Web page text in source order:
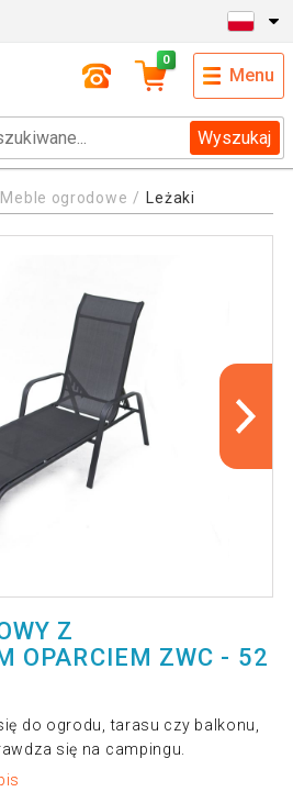
Wyszukaj
0
Menu
Meble ogrodowe Leżaki
Z
OPARCIEM ZWC - 52
do ogrodu, tarasu czy balkonu,
się na campingu.